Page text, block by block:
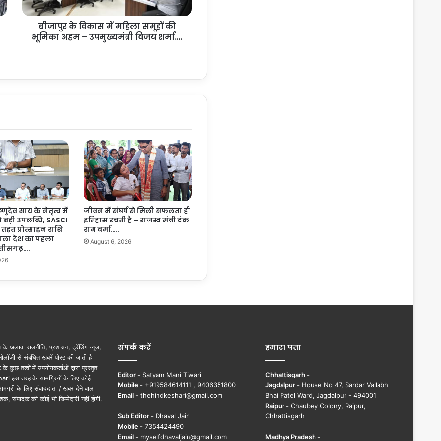
स
में
अ
ह
म
–
उ
प
मु
ख्य
मं
त्री
वि
ज
य
बीजापुर के विकास में महिला समूहों की
भूमिका अहम – उपमुख्यमंत्री विजय शर्मा….
साय के नेतृत्व में
उपलब्धि, SASCI
प्रोत्साहन राशि
देश का पहला
जीवन में संघर्ष से मिली सफलता ही
इतिहास रचती है – राजस्व मंत्री टंक
राम वर्मा…..
August 6, 2026
अलावा राजनीति, प्रशासन, ट्रेंडिंग न्यूज,
से संबंधित खबरें पोस्ट की जाती है।
कुछ तत्वों में उपयोगकर्ताओं द्वारा प्रस्तुत
इस तरह के सामग्रियों के लिए कोई
के लिए संवाददाता / खबर देने वाला
संपादक की कोई भी जिम्मेदारी नहीं होगी.
संपर्क करें
Editor - Satyam Mani Tiwari
Mobile - +919584614111 , 9406351800
Email - thehindkeshari@gmail.com
Sub Editor - Dhaval Jain
Mobile - 7354424490
Email - myselfdhavaljain@gmail.com
हमारा पता
Chhattisgarh -
Jagdalpur - House No 47, Sardar Vallabh
Bhai Patel Ward, Jagdalpur - 494001
Raipur - Chaubey Colony, Raipur,
Chhattisgarh
Madhya Pradesh -